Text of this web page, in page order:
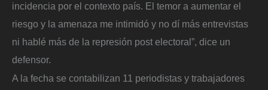
incidencia por el contexto país. El temor a aumentar el
riesgo y la amenaza me intimidó y no dí más entrevistas
ni hablé más de la represión post electoral”, dice un
defensor.
A la fecha se contabilizan 11 periodistas y trabajadores